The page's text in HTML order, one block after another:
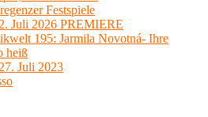
Festspiele
Juli 2026 PREMIERE
195: Jarmila Novotná- Ihre
heiß
Juli 2023